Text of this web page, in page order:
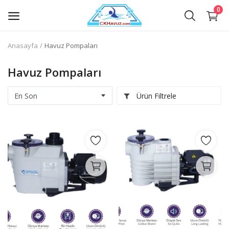
0
Havuz Filtrelerinin Ekipmanları
Havuz Kenar Ekipmanları
Havuz Temizlik Ekipmanları
Havuz Pompaları
Havuz Dezenfeksiyon Ekipmanları
Havuz Kimyasalları
Anasayfa Havuz Pompaları
Havuz Pompaları
Ürün Filtrele